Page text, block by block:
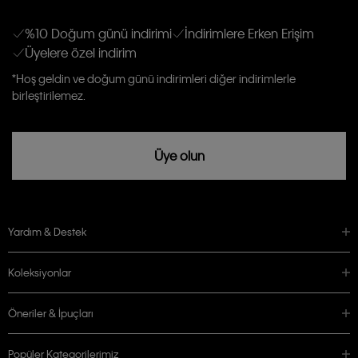
Kişiye özel ticari elektronik iletilerini almak için Açık Onay
veriyorum.
Aydınlatma Metni’niokuduğumu kabul ediyorum.
Calvin Klein tarafından kişisel verilerimin yurtdışına aktarılmasına açık
rızam vardır
%10 Doğum günü indirimi
İndirimlere Erken Erişim
Üyelere özel indirim
*Hoş geldin ve doğum günü indirimleri diğer indirimlerle
birleştirilemez.
Üye olun
Yardım & Destek
Koleksiyonlar
Öneriler & İpuçları
Popüler Kategorilerimiz